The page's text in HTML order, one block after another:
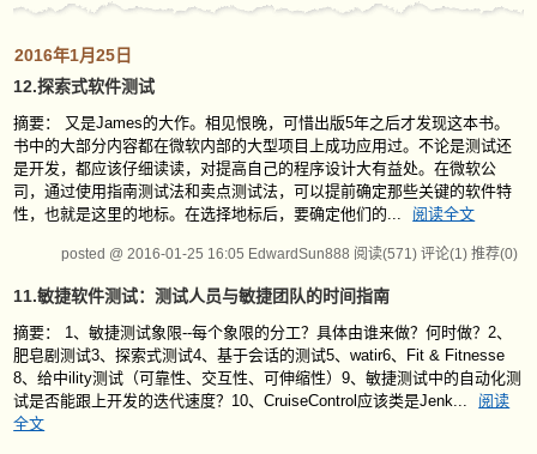
2016年1月25日
12.探索式软件测试
摘要： 又是James的大作。相见恨晚，可惜出版5年之后才发现这本书。
书中的大部分内容都在微软内部的大型项目上成功应用过。不论是测试还
是开发，都应该仔细读读，对提高自己的程序设计大有益处。在微软公
司，通过使用指南测试法和卖点测试法，可以提前确定那些关键的软件特
性，也就是这里的地标。在选择地标后，要确定他们的...
阅读全文
posted @ 2016-01-25 16:05 EdwardSun888 阅读(571) 评论(1) 推荐(0)
11.敏捷软件测试：测试人员与敏捷团队的时间指南
摘要： 1、敏捷测试象限--每个象限的分工？具体由谁来做？何时做？2、
肥皂剧测试3、探索式测试4、基于会话的测试5、watir6、Fit & Fitnesse
8、给中ility测试（可靠性、交互性、可伸缩性）9、敏捷测试中的自动化测
试是否能跟上开发的迭代速度？10、CruiseControl应该类是Jenk...
阅读
全文